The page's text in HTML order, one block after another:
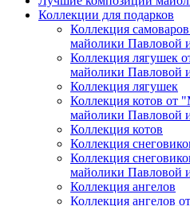
Коллекции для подарков
Коллекция
майолики Павловой
Коллекция лягушек
майолики Павловой
Коллекция лягушек
Коллекция котов от
майолики Павловой
Коллекция котов
Коллекция
Коллекция
майолики Павловой
Коллекция ангелов
Коллекция ангелов